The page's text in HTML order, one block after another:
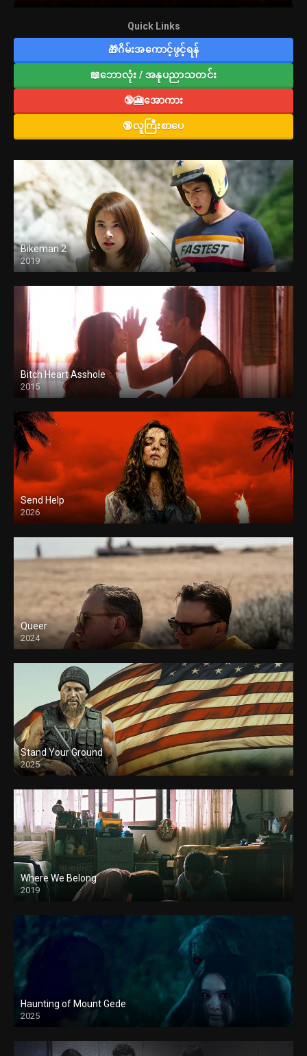
Quick Links
🎁ဂိမ်းအကောင့်ဖွင့်ရန်
📖ဘောလုံး / အနုပညာသတင်း
🔞🎦အောကား
🔞လူကြီးစာပေ
Bikeman 2
2019
Bitch Heart Asshole
2015
Send Help
2026
Queer
2024
Stand Your Ground
2025
Where We Belong
2019
Haunting of Mount Gede
2025